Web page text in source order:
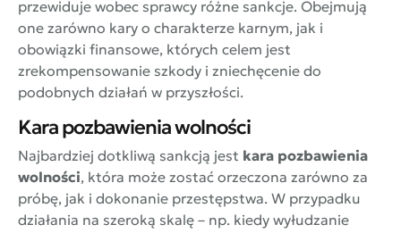
przewiduje wobec sprawcy różne sankcje. Obejmują
one zarówno kary o charakterze karnym, jak i
obowiązki finansowe, których celem jest
zrekompensowanie szkody i zniechęcenie do
podobnych działań w przyszłości.
Kara pozbawienia wolności
Najbardziej dotkliwą sankcją jest kara pozbawienia
wolności, która może zostać orzeczona zarówno za
próbę, jak i dokonanie przestępstwa. W przypadku
działania na szeroką skalę – np. kiedy wyłudzanie